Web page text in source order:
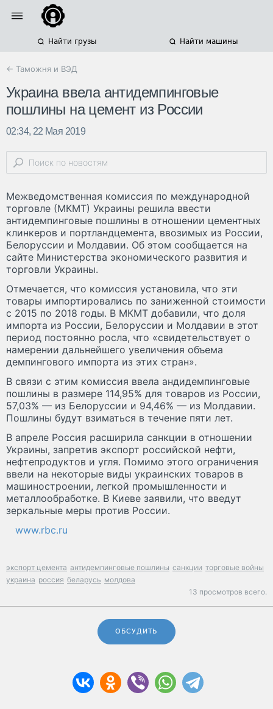
Найти грузы Найти машины
← Таможня и ВЭД
Украина ввела антидемпинговые
пошлины на цемент из России
02:34, 22 Мая 2019
Межведомственная комиссия по международной
торговле (МКМТ) Украины решила ввести
антидемпинговые пошлины в отношении цементных
клинкеров и портландцемента, ввозимых из России,
Белоруссии и Молдавии. Об этом сообщается на
сайте Министерства экономического развития и
торговли Украины.
Отмечается, что комиссия установила, что эти
товары импортировались по заниженной стоимости
с 2015 по 2018 годы. В МКМТ добавили, что доля
импорта из России, Белоруссии и Молдавии в этот
период постоянно росла, что «свидетельствует о
намерении дальнейшего увеличения объема
демпингового импорта из этих стран».
В связи с этим комиссия ввела андидемпинговые
пошлины в размере 114,95% для товаров из России,
57,03% — из Белоруссии и 94,46% — из Молдавии.
Пошлины будут взиматься в течение пяти лет.
В апреле Россия расширила санкции в отношении
Украины, запретив экспорт российской нефти,
нефтепродуктов и угля. Помимо этого ограничения
ввели на некоторые виды украинских товаров в
машиностроении, легкой промышленности и
металлообработке. В Киеве заявили, что введут
зеркальные меры против России.
www.rbc.ru
экспорт цемента антидемпинговые пошлины санкции торговые войны
украина россия беларусь молдова
13 просмотров всего.
ОБСУДИТЬ